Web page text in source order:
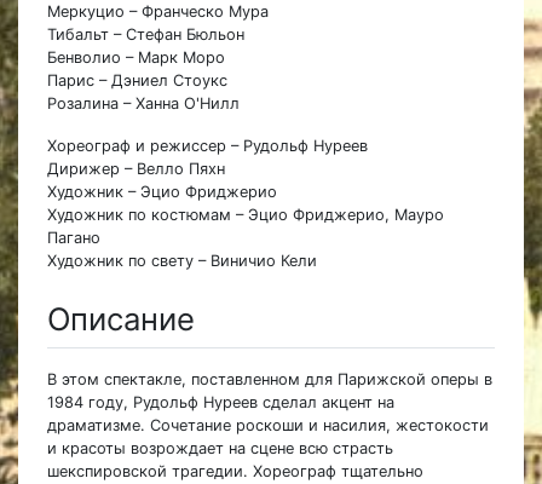
Меркуцио – Франческо Мура
Тибальт – Стефан Бюльон
Бенволио – Марк Моро
Парис – Дэниел Стоукс
Розалина – Ханна О'Нилл
Хореограф и режиссер – Рудольф Нуреев
Дирижер – Велло Пяхн
Художник – Эцио Фриджерио
Художник по костюмам – Эцио Фриджерио, Мауро
Пагано
Художник по свету – Виничио Кели
Описание
В этом спектакле, поставленном для Парижской оперы в
1984 году, Рудольф Нуреев сделал акцент на
драматизме. Сочетание роскоши и насилия, жестокости
и красоты возрождает на сцене всю страсть
шекспировской трагедии. Хореограф тщательно